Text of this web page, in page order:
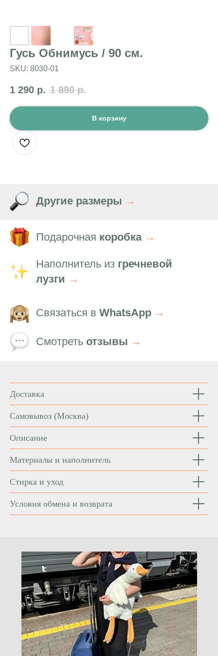
Гусь Обнимусь / 90 см.
SKU: 8030-01
1 290 р. 1 890 р.
В корзину
Другие размеры →
Подарочная коробка →
Наполнитель из гречневой
лузги →
Связаться в WhatsApp →
Смотреть отзывы →
Доставка
Самовывоз (Москва)
Описание
Материалы и наполнитель
Стирка и уход
Условия обмена и возврата